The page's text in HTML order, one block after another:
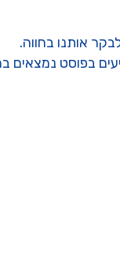
אותנו בחווה.
בפוסט נמצאים